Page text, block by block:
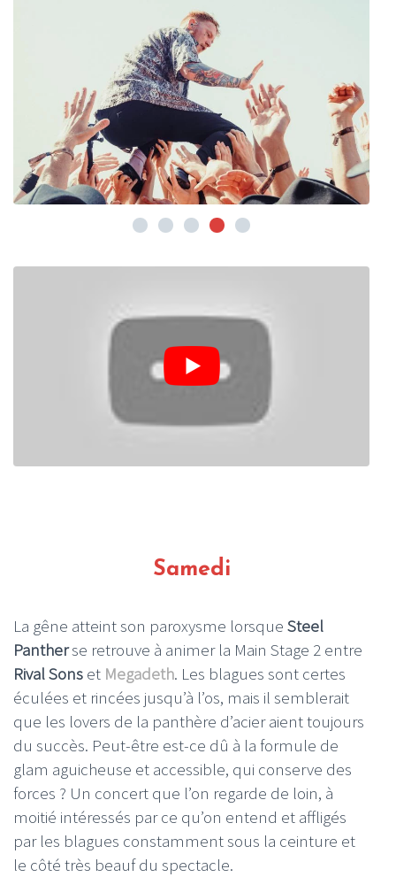
Samedi
La gêne atteint son paroxysme lorsque Steel
Pantherse retrouve à animer la Main Stage 2 entre
Rival Sons et Megadeth. Les blagues sont certes
éculées et rincées jusqu’à l’os, mais il semblerait
que les lovers de la panthère d’acier aient toujours
du succès. Peut-être est-ce dû à la formule de
glam aguicheuse et accessible, qui conserve des
forces ? Un concert que l’on regarde de loin, à
moitié intéressés par ce qu’on entend et affligés
par les blagues constamment sous la ceinture et
le côté très beauf du spectacle.